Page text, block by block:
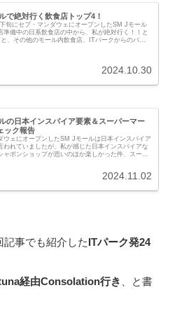
で絶対行く飲食店トップ4！
旬にセブ・マンダウェにオープンしたSM Jモール
準備中の日系飲食店の中から、私が絶対行く！！と
、その他のモール内飲食店、ITパークからのバス
2024.10.30
の日本インスパイア要素＆スーパーマー
ック報告
ウェにオープンしたSM Jモールは日本インスパイア
われていましたが、私が感じた日本インスパイアな
ャポンショップが思いのほか楽しかった件、スーパ
2024.11.02
記事でも紹介した ITパーク発24
経由Consolation行き 、と書